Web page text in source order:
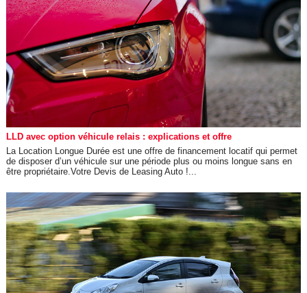
LLD avec option véhicule relais : explications et offre
La Location Longue Durée est une offre de financement locatif qui permet
de disposer d’un véhicule sur une période plus ou moins longue sans en
être propriétaire.Votre Devis de Leasing Auto !...